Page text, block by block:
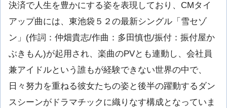
決済で人生を豊かにする姿を表現しており、CMタイ
アップ曲には、東池袋５２の最新シングル「雪セゾ
ン」(作詞：仲畑貴志/作曲：多田慎也/振付：振付屋か
ぶきもん)が起用され、楽曲のPVとも連動し、会社員
兼アイドルという誰もが経験できない世界の中で、
日々努力を重ねる彼女たちの姿と後半の躍動するダン
スシーンがドラマチックに織りなす構成となっていま